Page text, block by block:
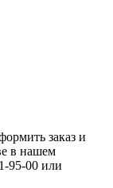
заказ и
в нашем
95-00 или